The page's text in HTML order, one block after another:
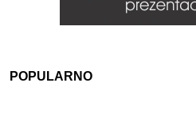
POPULARNO